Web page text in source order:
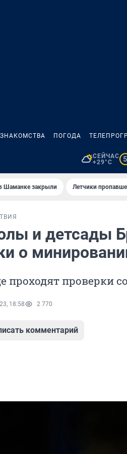
ЗНАКОМСТВА ПОГОДА
СЕЙЧАС
+29°C
5
Шаманке закрыли Летчики
и детсады
о
проходят проверки
18:58 2 770
комментарий